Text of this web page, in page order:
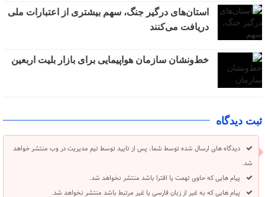
استان‌های درگیر جنگ، سهم بیشتری از اعتبارات ملی
دریافت می‌کنند
خط‌ونشان سازمان هواپیمایی برای بازار بلیت اربعین
ثبت دیدگاه
دیدگاه های ارسال شده توسط شما، پس از تایید توسط تیم مدیریت در وب منتشر خواهد
شد.
پیام هایی که حاوی تهمت یا افترا باشد منتشر نخواهد شد.
پیام هایی که به غیر از زبان فارسی یا غیر مرتبط باشد منتشر نخواهد شد.